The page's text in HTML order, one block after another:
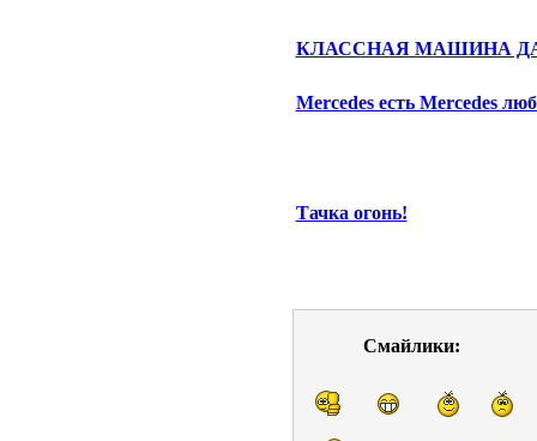
КЛАССНАЯ МАШИНА
Mercedes есть Mercedes
Тачка огонь!
Смайлики: